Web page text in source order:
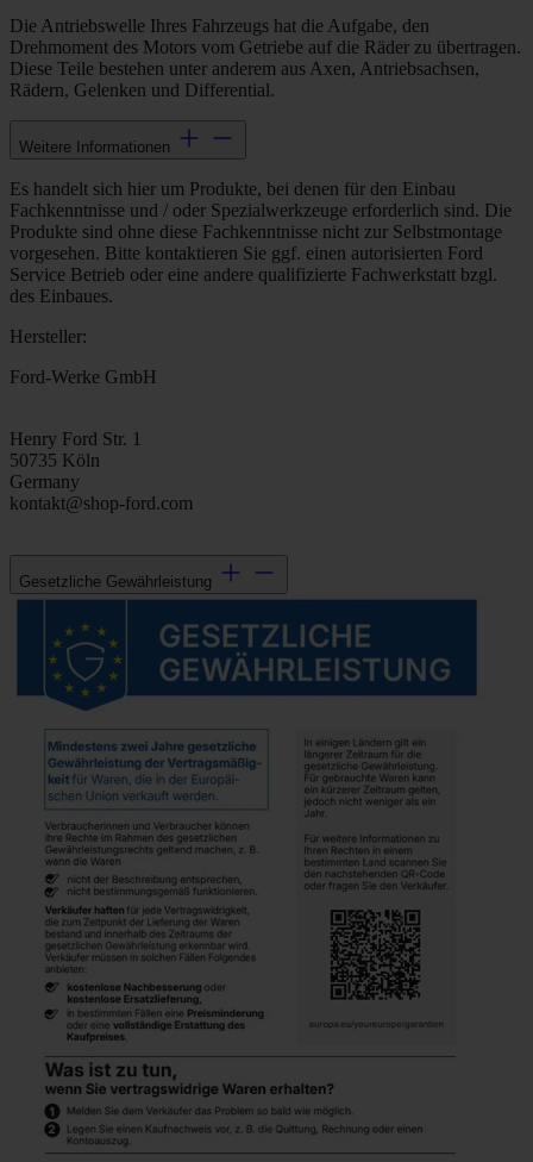
Die Antriebswelle Ihres Fahrzeugs hat die Aufgabe, den
Drehmoment des Motors vom Getriebe auf die Räder zu übertragen.
Diese Teile bestehen unter anderem aus Axen, Antriebsachsen,
Rädern, Gelenken und Differential.
Weitere Informationen
Es handelt sich hier um Produkte, bei denen für den Einbau
Fachkenntnisse und / oder Spezialwerkzeuge erforderlich sind. Die
Produkte sind ohne diese Fachkenntnisse nicht zur Selbstmontage
vorgesehen. Bitte kontaktieren Sie ggf. einen autorisierten Ford
Service Betrieb oder eine andere qualifizierte Fachwerkstatt bzgl.
des Einbaues.
Hersteller:
Ford-Werke GmbH
Henry Ford Str. 1
50735 Köln
Germany
kontakt@shop-ford.com
Gesetzliche Gewährleistung